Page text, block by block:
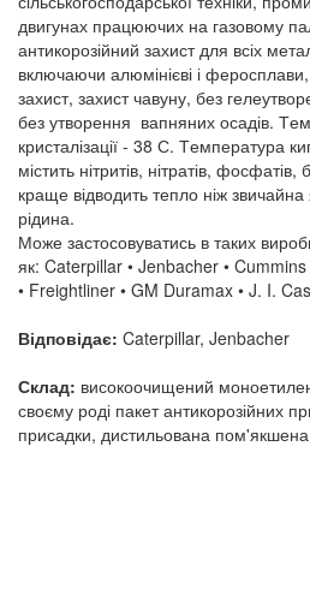
двигунах працюючих на газовому
антикорозійний захист для всіх
включаючи алюмінієві і феросплави,
захист, захист чавуну, без
без утворення вапняних осадів. Т
кристалізації - 38 С. Температура
містить нітритів, нітратів,
краще відводить тепло ніж
рідина.
Може застосовуватись в таких
як: Caterpillar • Jenbacher • Cummins
• Freightliner • GM Duramax • J. I.
Відповідає: Caterpillar, Jenbacher
Склад: високоочищений
своєму роді пакет антикорозійних
присадки, дистильована